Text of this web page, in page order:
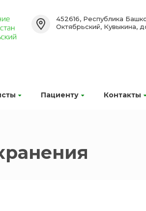
Пациенту Контакты
452616, Республика
Октябрьский, Кувыкина,